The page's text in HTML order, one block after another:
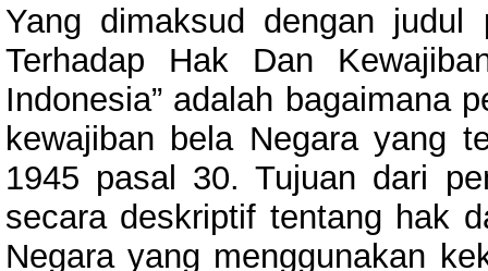
Yang dimaksud dengan judul
Terhadap Hak Dan
Indonesia” adalah bagaimana
kewajiban bela Negara yang
1945 pasal 30. Tujuan dari
secara deskriptif tentang hak
Negara yang menggunakan